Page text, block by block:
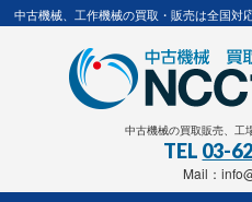
中古機械、工作機械の買取・販売は全国対
中古機械の買取販売、工
TEL 03-
Mail：